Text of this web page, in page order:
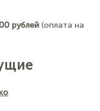
рублей(оплата на